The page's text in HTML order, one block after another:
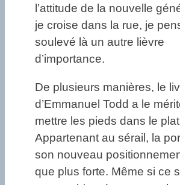
l’attitude de la nouvelle
je croise dans la rue, je
soulevé là un autre lièvre
d’importance.
De plusieurs manières, le
d’Emmanuel Todd a le
mettre les pieds dans le
Appartenant au sérail, la
son nouveau
que plus forte. Même si ce